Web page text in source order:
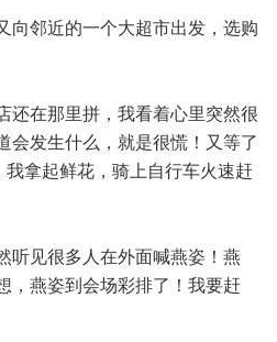
向邻近的一个大超市出发，选购
还在那里拼，我看着心里突然很
会发生什么，就是很慌！又等了
拿起鲜花，骑上自行车火速赶
听见很多人在外面喊燕姿！燕
，燕姿到会场彩排了！我要赶